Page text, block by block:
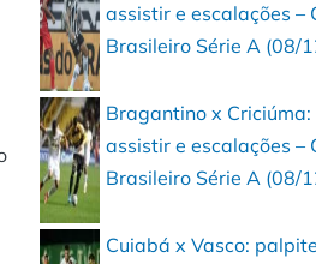
assistir e escalações –
Brasileiro Série A (08/
Bragantino x
assistir e escalações –
Brasileiro Série A (08/
Cuiabá x Vasco: